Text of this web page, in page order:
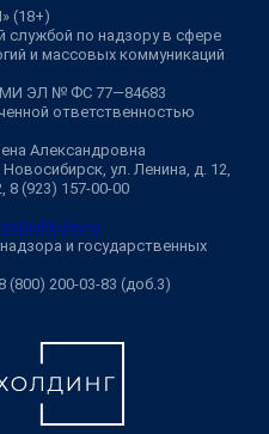
(18+)
службой по надзору в сфере
и массовых коммуникаций
ЭЛ № ФС 77—84683
ответственностью
Александровна
ул. Ленина, д. 12,
8 (923) 157-00-00
и государственных
, 8 (800) 200-03-83 (доб.3)